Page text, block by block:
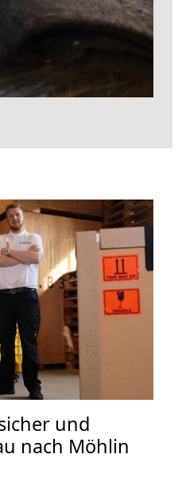
und
nach Möhlin